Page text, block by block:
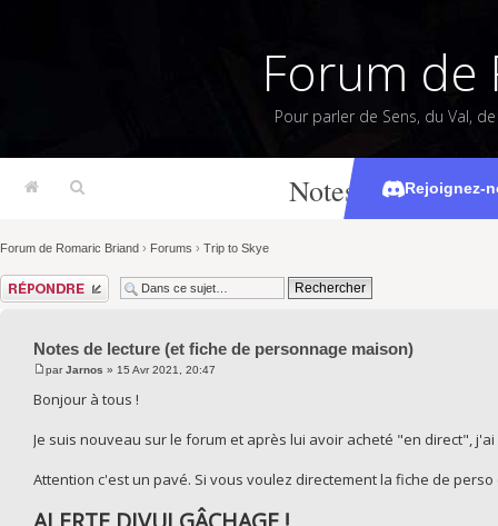
Forum de
Pour parler de Sens, du Val,
Rejoignez-
Notes de lecture
Forum de Romaric Briand › Forums › Trip to Skye
Répondre
Notes de lecture (et fiche de personnage maison)
parJarnos » 15 Avr 2021, 20:47
Bonjour à tous !
Je suis nouveau sur le forum et après lui avoir acheté "en direct",
Attention c'est un pavé. Si vous voulez directement la fiche de perso